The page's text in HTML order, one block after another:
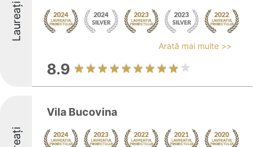
Laureați
Arată mai multe >>
8.9
Vila Bucovina